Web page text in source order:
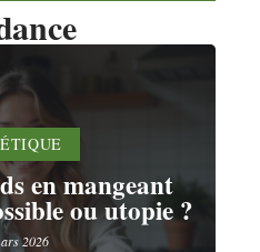
en mangeant
ou utopie ?
2026